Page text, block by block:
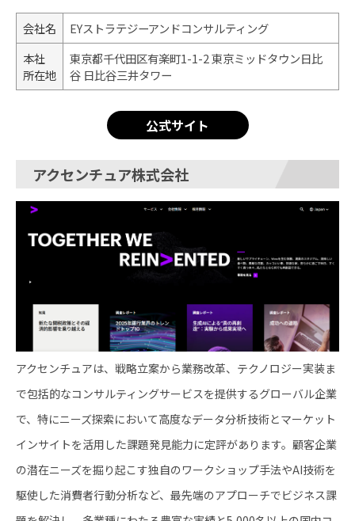
会社名
EYストラテジーアンドコンサルティング
本社
所在地
東京都千代田区有楽町1-1-2 東京ミッドタウン日比
谷 日比谷三井タワー
公式サイト
アクセンチュア株式会社
アクセンチュアは、戦略立案から業務改革、テクノロジー実装ま
で包括的なコンサルティングサービスを提供するグローバル企業
で、特にニーズ探索において高度なデータ分析技術とマーケット
インサイトを活用した課題発見能力に定評があります。顧客企業
の潜在ニーズを掘り起こす独自のワークショップ手法やAI技術を
駆使した消費者行動分析など、最先端のアプローチでビジネス課